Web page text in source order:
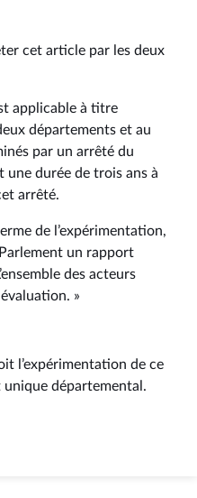
cet article par les deux
applicable à titre
départements et au
par un arrêté du
une durée de trois ans à
arrêté.
de l’expérimentation,
un rapport
des acteurs
»
l’expérimentation de ce
départemental.